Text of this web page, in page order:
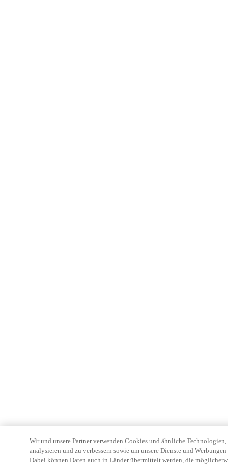
Wir und unsere Partner verwenden Cookies und ähnliche
analysieren und zu verbessern sowie um unsere Dienste und
Dabei können Daten auch in Länder übermittelt werden, die